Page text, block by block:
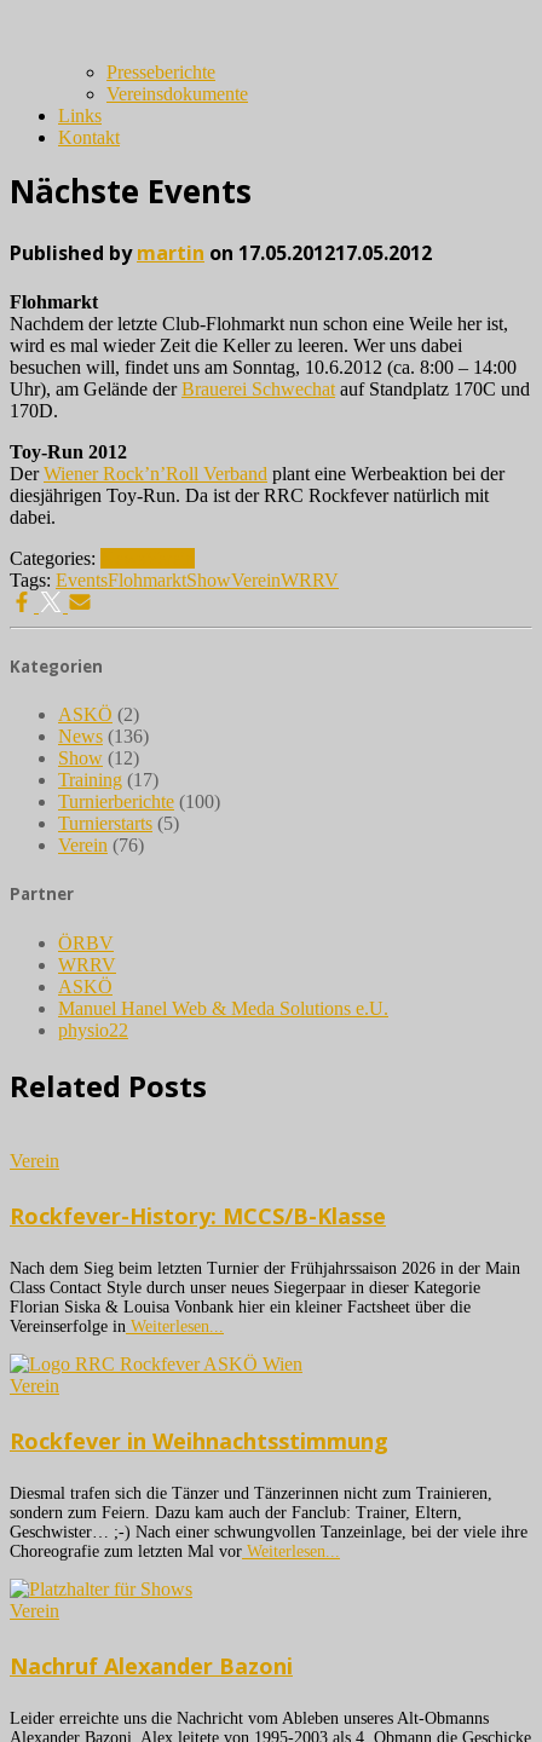
Presseberichte
Vereinsdokumente
Links
Kontakt
Nächste Events
Published bymartin on 17.05.201217.05.2012
Flohmarkt
Nachdem der letzte Club-Flohmarkt nun schon eine Weile her ist,
wird es mal wieder Zeit die Keller zu leeren. Wer uns dabei
besuchen will, findet uns am Sonntag, 10.6.2012 (ca. 8:00 – 14:00
Uhr), am Gelände derBrauerei Schwechat auf Standplatz 170C und
170D.
Toy-Run 2012
DerWiener Rock’n’Roll Verband plant eine Werbeaktion bei der
diesjährigen Toy-Run. Da ist der RRC Rockfever natürlich mit
dabei.
Categories:
Tags: EventsFlohmarktShowVereinWRRV
Kategorien
ASKÖ (2)
News (136)
Show (12)
Training (17)
Turnierberichte (100)
Turnierstarts (5)
Verein (76)
Partner
ÖRBV
WRRV
ASKÖ
Manuel Hanel Web & Meda Solutions e.U.
physio22
Related Posts
Verein
Rockfever-History: MCCS/B-Klasse
Nach dem Sieg beim letzten Turnier der Frühjahrssaison 2026 in der Main
Class Contact Style durch unser neues Siegerpaar in dieser Kategorie
Florian Siska & Louisa Vonbank hier ein kleiner Factsheet über die
Vereinserfolge in Weiterlesen...
Verein
Rockfever in Weihnachtsstimmung
Diesmal trafen sich die Tänzer und Tänzerinnen nicht zum Trainieren,
sondern zum Feiern. Dazu kam auch der Fanclub: Trainer, Eltern,
Geschwister… ;-) Nach einer schwungvollen Tanzeinlage, bei der viele ihre
Choreografie zum letzten Mal vor Weiterlesen...
Verein
Nachruf Alexander Bazoni
Leider erreichte uns die Nachricht vom Ableben unseres Alt-Obmanns
Alexander Bazoni. Alex leitete von 1995-2003 als 4. Obmann die Geschicke